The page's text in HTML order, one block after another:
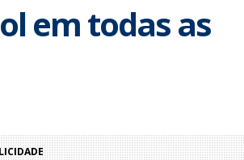
em todas as